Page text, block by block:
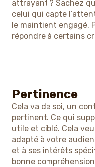
attrayant ? Sachez
celui qui capte
le maintient engagé.
répondre à certains
Pertinence
Cela va de soi, un
pertinent. Ce qui
utile et ciblé. Cela
adapté à votre
et à ses intérêts
bonne